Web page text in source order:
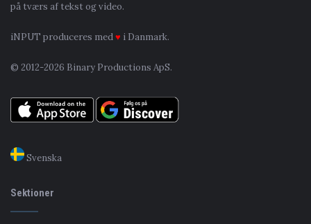
på tværs af tekst og video.
iNPUT produceres med♥ i Danmark.
© 2012-2026 Binary Productions ApS.
Svenska
Sektioner